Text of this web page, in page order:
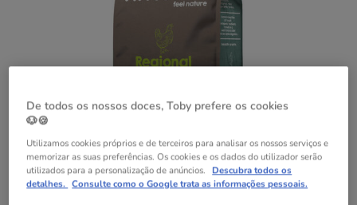
De todos os nossos doces, Toby prefere os cookies
🐶🍪
Utilizamos cookies próprios e de terceiros para analisar os nossos serviços e
memorizar as suas preferências. Os cookies e os dados do utilizador serão
utilizados para a personalização de anúncios. Descubra todos os
detalhes. Consulte como o Google trata as informações pessoais.